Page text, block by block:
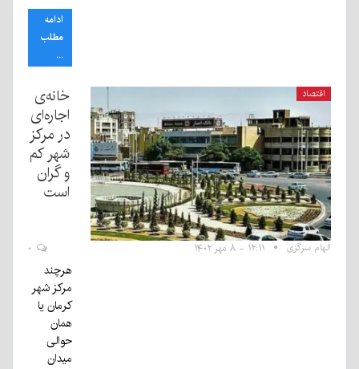
ادامه
مطلب
...
اقتصاد
خانه‌ی
اجاره‌ای
در مرکز
شهر کم
و گران
است
الهام سرگزی ۱۲:۱۱ - ۸ مهر ۱۴۰۲
هرچند
مرکز شهر
کرمان یا
همان
حوالی
میدان